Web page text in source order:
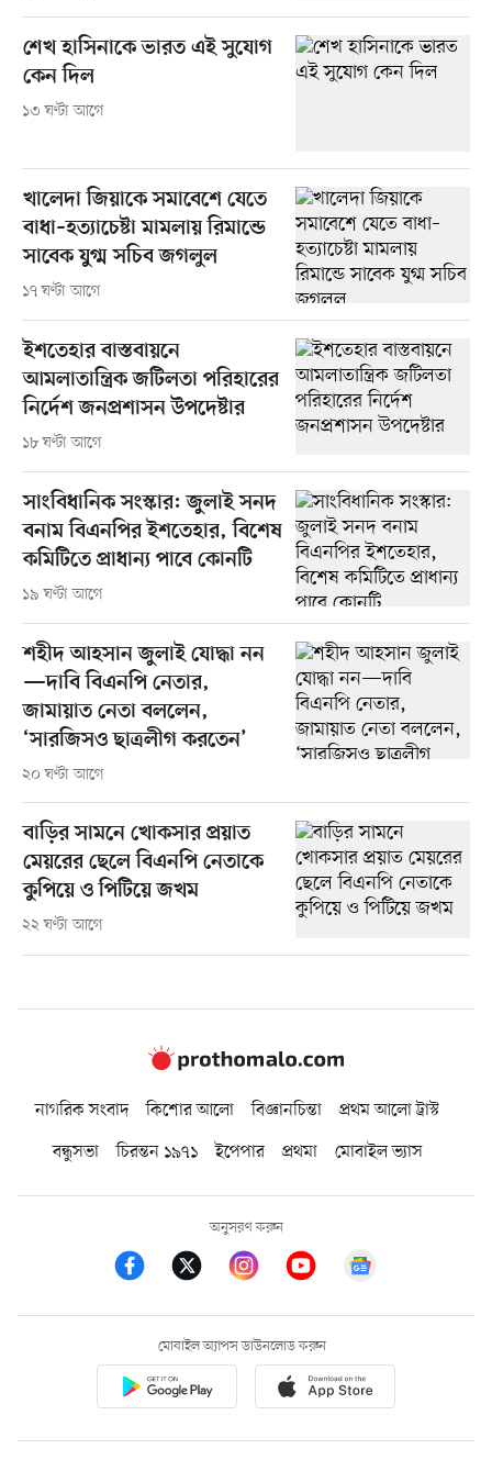
শেখ হাসিনাকে ভারত এই সুযোগ
কেন দিল
১৩ ঘণ্টা আগে
খালেদা জিয়াকে সমাবেশে যেতে
বাধা–হত্যাচেষ্টা মামলায় রিমান্ডে
সাবেক যুগ্ম সচিব জগলুল
১৭ ঘণ্টা আগে
ইশতেহার বাস্তবায়নে
আমলাতান্ত্রিক জটিলতা পরিহারের
নির্দেশ জনপ্রশাসন উপদেষ্টার
১৮ ঘণ্টা আগে
সাংবিধানিক সংস্কার: জুলাই সনদ
বনাম বিএনপির ইশতেহার, বিশেষ
কমিটিতে প্রাধান্য পাবে কোনটি
১৯ ঘণ্টা আগে
শহীদ আহসান জুলাই যোদ্ধা নন
—দাবি বিএনপি নেতার,
জামায়াত নেতা বললেন,
‘সারজিসও ছাত্রলীগ করতেন’
২০ ঘণ্টা আগে
বাড়ির সামনে খোকসার প্রয়াত
মেয়রের ছেলে বিএনপি নেতাকে
কুপিয়ে ও পিটিয়ে জখম
২২ ঘণ্টা আগে
নাগরিক সংবাদ কিশোর আলো বিজ্ঞানচিন্তা
প্রথম আলো ট্রাস্ট
বন্ধুসভা
চিরন্তন ১৯৭১ ইপেপার প্রথমা মোবাইল ভ্যাস
অনুসরণ করুন
মোবাইল অ্যাপস ডাউনলোড করুন